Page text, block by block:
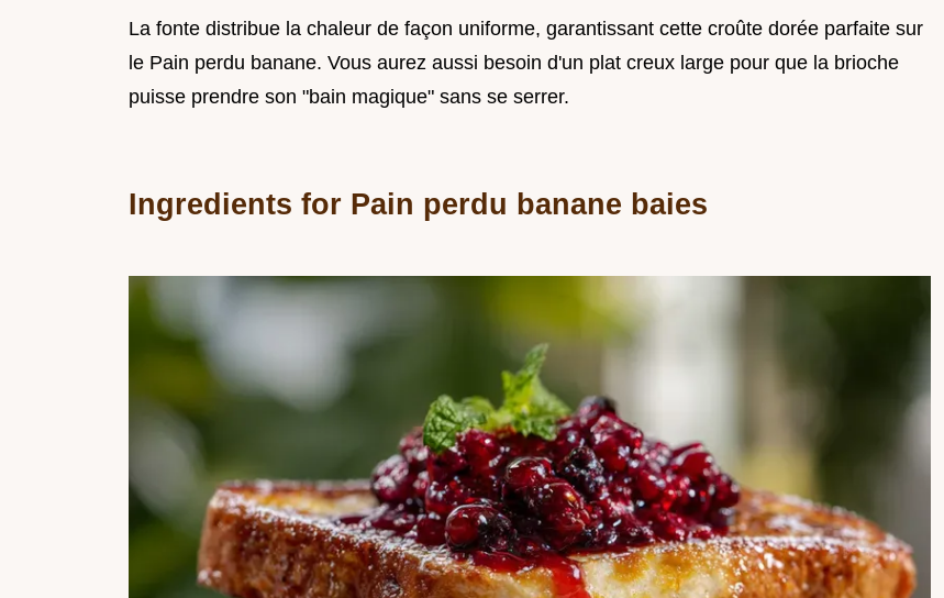
La fonte distribue la chaleur de façon uniforme, garantissant cette croûte dorée parfaite sur
le Pain perdu banane. Vous aurez aussi besoin d'un plat creux large pour que la brioche
puisse prendre son "bain magique" sans se serrer.
Ingredients for Pain perdu banane baies